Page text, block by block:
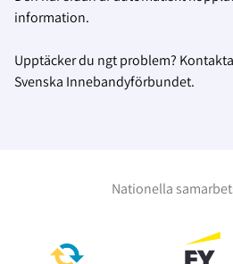
information.
Upptäcker du ngt problem?
Svenska Innebandyförbundet.
Nationella